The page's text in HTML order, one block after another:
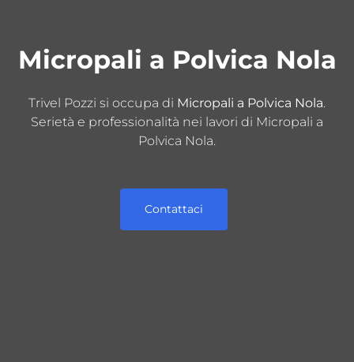
Micropali a Polvica Nola
Trivel Pozzi si occupa di Micropali a Polvica Nola.
Serietà e professionalità nei lavori di Micropali a
Polvica Nola.
Contattaci